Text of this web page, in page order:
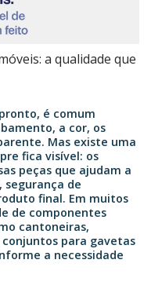
a qualidade que
é comum
a cor, os
Mas existe uma
fica visível: os
peças que ajudam a
de
final. Em muitos
de componentes
cantoneiras,
para gavetas
a necessidade